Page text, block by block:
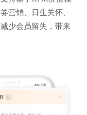
营销、日生关怀、
少会员留失，带来